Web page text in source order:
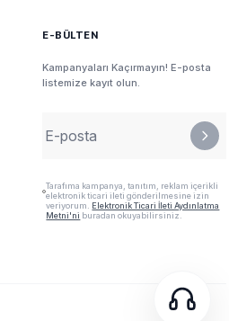
E-BÜLTEN
Kampanyaları Kaçırmayın! E-posta
listemize kayıt olun.
Tarafıma kampanya, tanıtım, reklam içerikli
elektronik ticari ileti gönderilmesine izin
veriyorum. Elektronik Ticari İleti Aydınlatma
Metni'ni buradan okuyabilirsiniz.